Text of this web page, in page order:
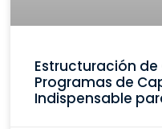
Estructuración
Programas de
Indispensable